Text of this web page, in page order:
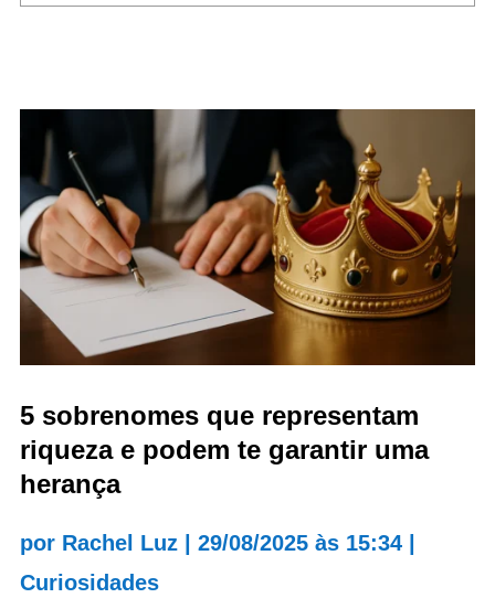
5 sobrenomes que representam
riqueza e podem te garantir uma
herança
por Rachel Luz| 29/08/2025 às 15:34|
Curiosidades